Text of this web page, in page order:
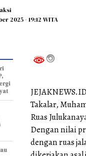
2025- 19:12 WITA
Takalar,
Ruas
Dengan nilai
dengan ruas